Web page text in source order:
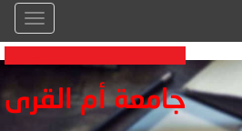
Menu
جامعة أم القرى